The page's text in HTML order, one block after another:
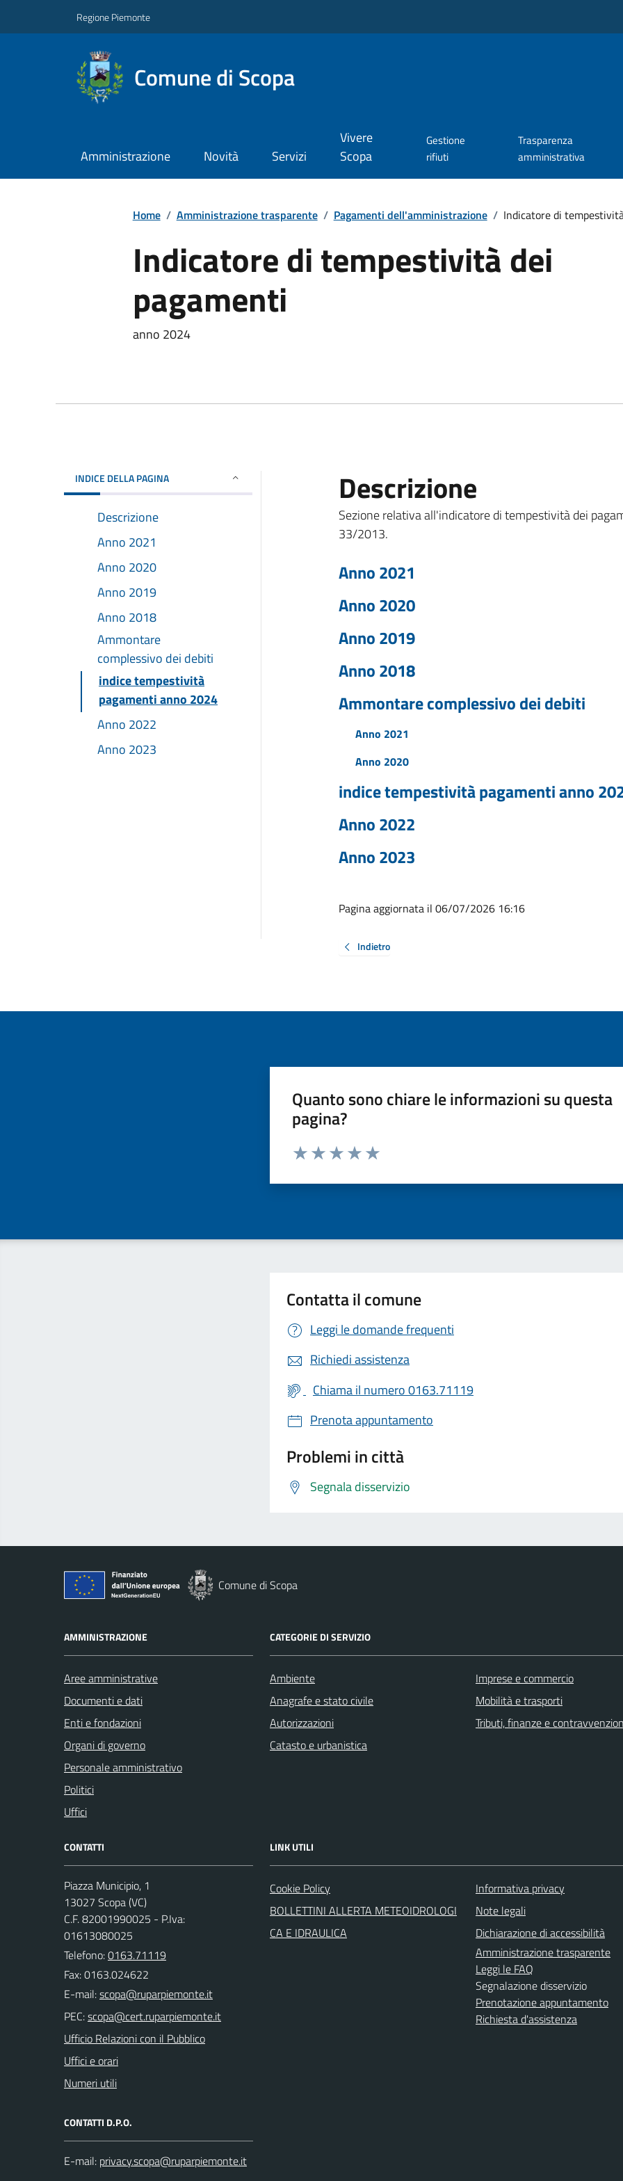
Regione Piemonte
Comune di Scopa
Amministrazione Novità Servizi
Vivere
Scopa
Gestione
rifiuti
Trasparenza
amministrativa
Home / Amministrazione trasparente / Pagamenti dell'amministrazione / Indicatore di
Indicatore di tempestività dei
pagamenti
anno 2024
INDICE DELLA PAGINA
Descrizione
Anno 2021
Anno 2020
Anno 2019
Anno 2018
Ammontare
complessivo dei debiti
indice tempestività
pagamenti anno 2024
Anno 2022
Anno 2023
Descrizione
Sezione relativa all'indicatore di tempestività dei
33/2013.
Anno 2021
Anno 2020
Anno 2019
Anno 2018
Ammontare complessivo dei debiti
Anno 2021
Anno 2020
indice tempestività pagamenti anno
Anno 2022
Anno 2023
Pagina aggiornata il 06/07/2026 16:16
Indietro
Quanto sono chiare le informazioni su questa
pagina?
Valuta da 1 a 5 stelle la pagina
Contatta il comune
Leggi le domande frequenti
Richiedi assistenza
Chiama il numero 0163.71119
Prenota appuntamento
Problemi in città
Segnala disservizio
Comune di Scopa
AMMINISTRAZIONE
Aree amministrative
Documenti e dati
Enti e fondazioni
Organi di governo
Personale amministrativo
Politici
Uffici
CATEGORIE DI SERVIZIO
Ambiente
Anagrafe e stato civile
Autorizzazioni
Catasto e urbanistica
Imprese e commercio
Mobilità e trasporti
Tributi, finanze e
CONTATTI
Piazza Municipio, 1
13027 Scopa (VC)
C.F. 82001990025 - P.Iva:
01613080025
Telefono:0163.71119
Fax: 0163.024622
E-mail:
PEC:
Ufficio Relazioni con il Pubblico
Uffici e orari
Numeri utili
CONTATTI D.P.O.
E-mail:
LINK UTILI
Cookie Policy
BOLLETTINI ALLERTA METEOIDROLOGI
CA E IDRAULICA
Informativa privacy
Note legali
Dichiarazione di accessibilità
Amministrazione trasparente
Leggi le FAQ
Segnalazione disservizio
Prenotazione appuntamento
Richiesta d'assistenza